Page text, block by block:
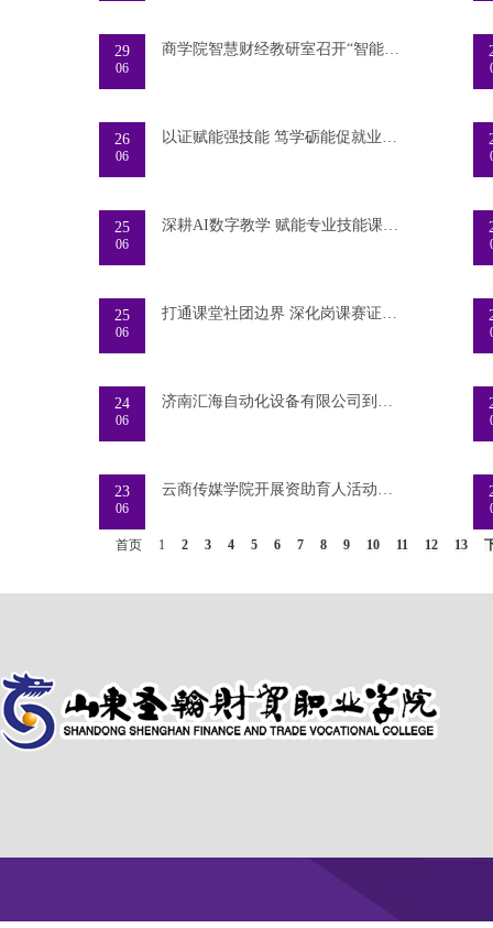
29
06
商学院智慧财经教研室召开“智能财务管理”微专
26
06
以证赋能强技能 笃学砺能促就业——智能工学院开
25
06
深耕AI数字教学 赋能专业技能课堂——云商传媒学
25
06
打通课堂社团边界 深化岗课赛证融合 我校精酿实
24
06
济南汇海自动化设备有限公司到访智能工学院开展
23
06
云商传媒学院开展资助育人活动月心理团体辅导活
首页 1 2 3 4 5 6 7 8 9 10 11 12 13